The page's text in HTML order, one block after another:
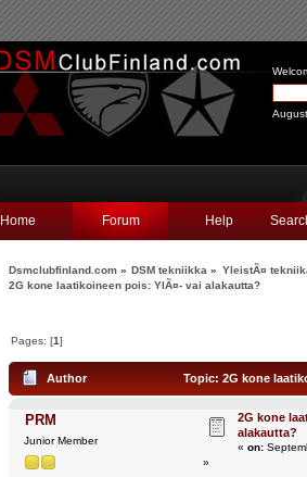
Home Forum Help
Dsmclubfinland.com» DSM tekniikka » YleistÃ¤
2G kone laatikoineen pois: YlÃ¤- vai alakautta?
Pages: [1]
Author Topic: 2G kone
PRM
Junior Member
2G kone
alakautta?
« on:
»